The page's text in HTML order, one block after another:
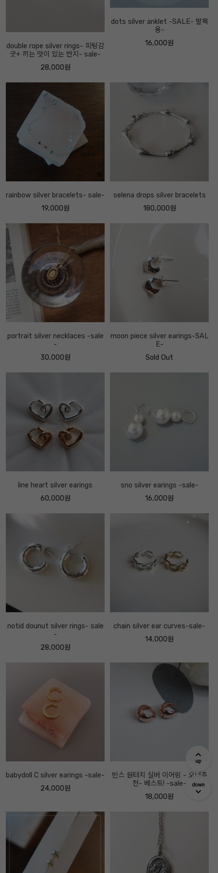
double rope silver rings- 피팅감
굿+ 끼는 맛이 있는 반지- sale-
28,000원
dots silver anklet -SALE- 발목
용-
16,000원
rainbow silver bracelets- sale-
19,000원
selena drops silver bracelets
180,000원
portrait silver necklaces -sale
-
30,000원
moon piece silver earings-SAL
E-
Sold Out
line heart silver earings
60,000원
sno silver earings -sale-
16,000원
notid dounut silver rings- sale
-
28,000원
chain silver ear curves-sale-
14,000원
babydoll C silver earings -sale-
24,000원
빈스 원터치 실버 이어링 - 오너추
천- 베스트! -sale-
18,000원